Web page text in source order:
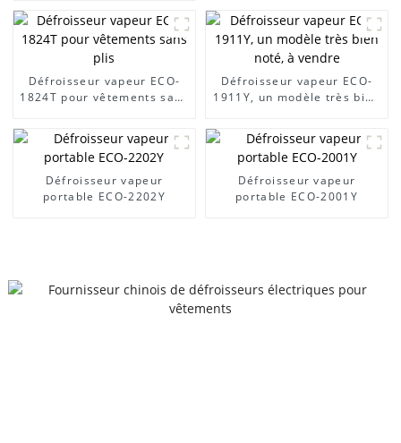
Défroisseur vapeur ECO-
1824T pour vêtements sans
Défroisseur vapeur ECO-
1911Y, un modèle très bien
Défroisseur vapeur
portable ECO-2202Y
Défroisseur vapeur
portable ECO-2001Y